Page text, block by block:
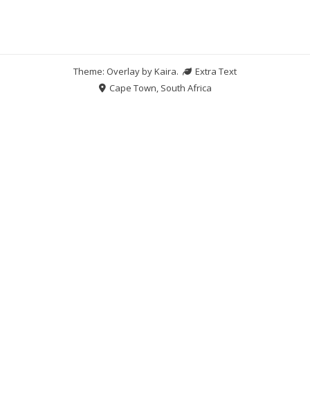
Theme: Overlay byKaira.
Extra Text
Cape Town, South Africa